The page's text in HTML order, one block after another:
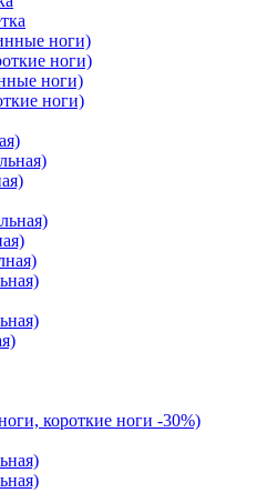
ноги)
ноги)
ноги)
ноги)
короткие ноги -30%)